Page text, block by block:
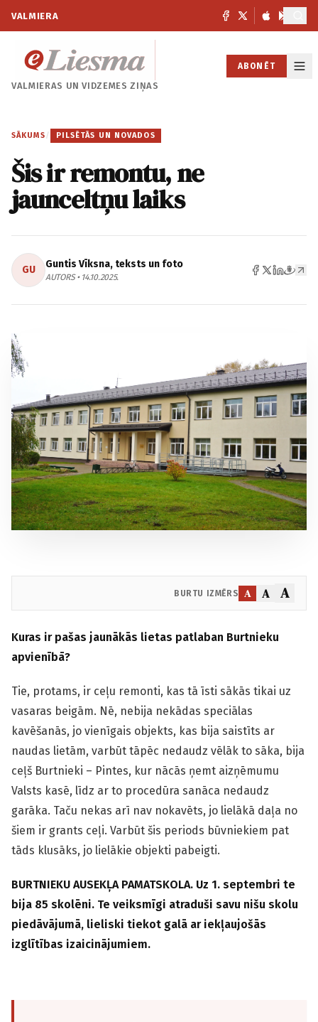
VALMIERA
VALMIERAS UNVIDZEMES ZIŅAS
ABONĒT
SĀKUMS / PILSĒTĀS UN NOVADOS
Šis ir remontu, ne
jaunceltņu laiks
GU Guntis Vīksna, teksts un foto
AUTORS • 14.10.2025.
BURTU IZMĒRS A A A
Kuras ir pašas jaunākās lietas patlaban Burtnieku
apvienībā?
Tie, protams, ir ceļu remonti, kas tā īsti sākās tikai uz
vasaras beigām. Nē, nebija nekādas speciālas
kavēšanās, jo vienīgais objekts, kas bija saistīts ar
naudas lietām, varbūt tāpēc nedaudz vēlāk to sāka, bija
ceļš Burtnieki – Pintes, kur nācās ņemt aizņēmumu
Valsts kasē, līdz ar to procedūra sanāca nedaudz
garāka. Taču nekas arī nav nokavēts, jo lielākā daļa no
šiem ir grants ceļi. Varbūt šis periods būvniekiem pat
tāds klusāks, jo lielākie objekti pabeigti.
BURTNIEKU AUSEKĻA PAMATSKOLA. Uz 1. septembri te
bija 85 skolēni. Te veiksmīgi atraduši savu nišu skolu
piedāvājumā, lieliski tiekot galā ar iekļaujošās
izglītības izaicinājumiem.